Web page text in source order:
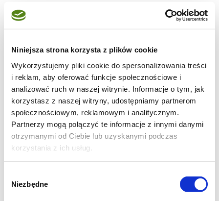
Niniejsza strona korzysta z plików cookie
Wykorzystujemy pliki cookie do spersonalizowania treści
i reklam, aby oferować funkcje społecznościowe i
analizować ruch w naszej witrynie. Informacje o tym, jak
korzystasz z naszej witryny, udostępniamy partnerom
społecznościowym, reklamowym i analitycznym.
Partnerzy mogą połączyć te informacje z innymi danymi
otrzymanymi od Ciebie lub uzyskanymi podczas
korzystania z ich usług.
zgody
Niezbędne
lub klarowanego masła. Wrzucamy cebulę. Po
chwili dodajemy pieczarki. Smażymy, aż cała
Pieczarki z cebulą odkładamy do miski lub
szykujemy inną, dużą i wysoką patelnię.
Rozgrzewamy 1 łyżkę oleju, wrzucamy
bakłażana. Smażymy przez chwilę, często
mieszając. Następnie dodajemy paprykę oraz
cukinię. Smażymy do zeszklenia się warzyw.
Następnie dodajemy passatę pomidorową
oraz około 250-300 ml wody. Doprawiamy
ziołami prowansalskimi, szczyptą mielonej
papryki, solą, pieprzem oraz około 1/2 łyżeczki